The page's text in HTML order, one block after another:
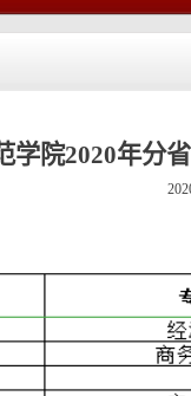
学院2020年分